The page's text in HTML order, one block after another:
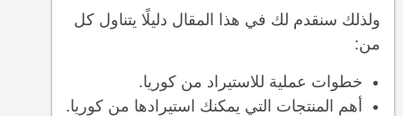
ولذلك سنقدم لك في هذا المقال دليلًا يتناول كل
من:
خطوات عملية للاستيراد من كوريا.
أهم المنتجات التي يمكنك استيرادها من كوريا.